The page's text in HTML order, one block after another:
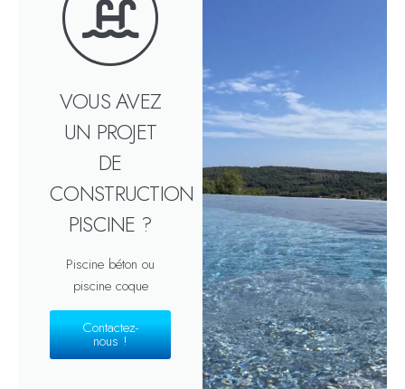
VOUS AVEZ
UN PROJET
DE
CONSTRUCTION
PISCINE ?
Piscine béton ou
piscine coque
Contactez-
nous !